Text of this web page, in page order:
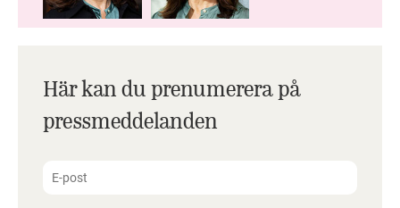
Här kan du prenumerera på
pressmeddelanden